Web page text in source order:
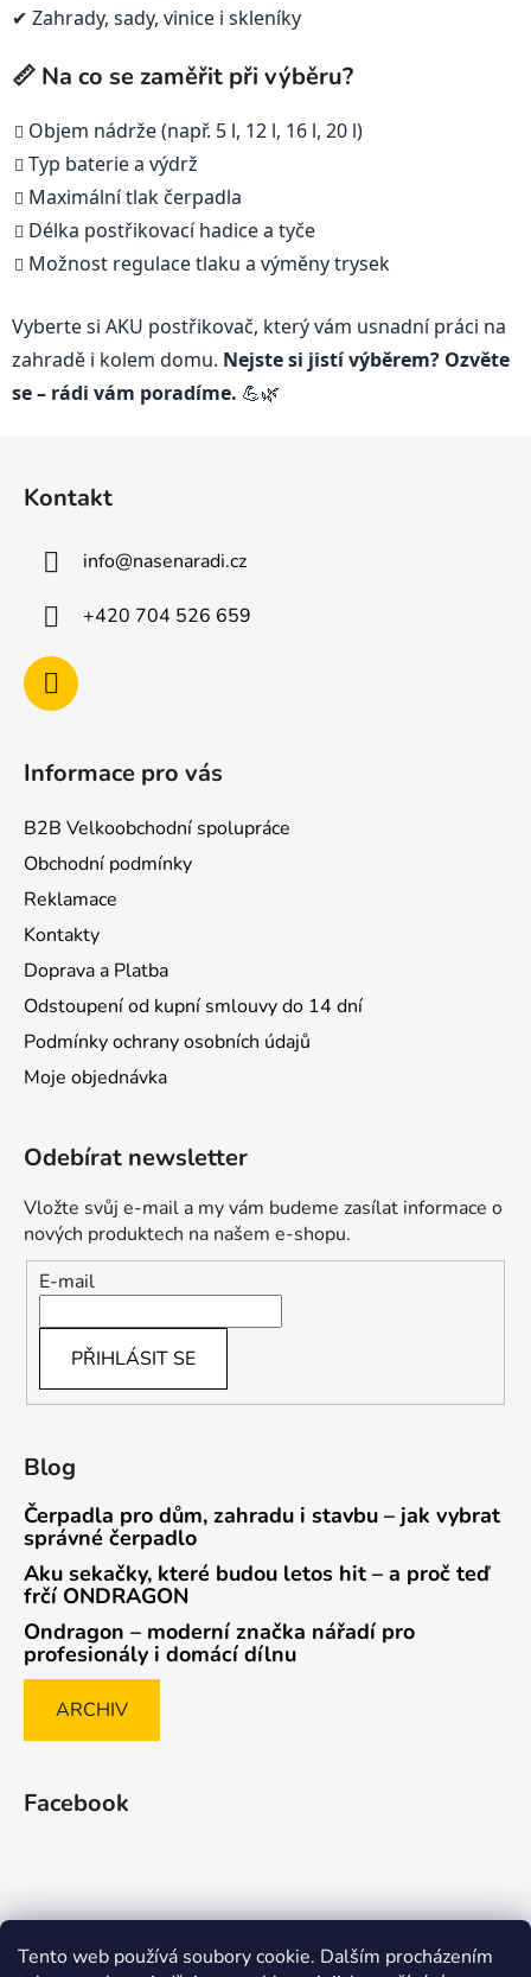
Tento web používá soubory cookie. Dalším procházením
✔ Zahrady, sady, vinice i skleníky
📏 Na co se zaměřit při výběru?
Objem nádrže (např. 5 l, 12 l, 16 l, 20 l)
Typ baterie a výdrž
Maximální tlak čerpadla
Délka postřikovací hadice a tyče
Možnost regulace tlaku a výměny trysek
Vyberte si AKU postřikovač, který vám usnadní práci na
zahradě i kolem domu. Nejste si jistí výběrem? Ozvěte
se – rádi vám poradíme. 💪🌿
Kontakt
info@nasenaradi.cz
+420 704 526 659
Informace pro vás
B2B Velkoobchodní spolupráce
Obchodní podmínky
Reklamace
Kontakty
Doprava a Platba
Odstoupení od kupní smlouvy do 14 dní
Podmínky ochrany osobních údajů
Moje objednávka
Odebírat newsletter
Vložte svůj e-mail a my vám budeme zasílat informace o
nových produktech na našem e-shopu.
E-mail
PŘIHLÁSIT SE
Blog
Čerpadla pro dům, zahradu i stavbu – jak vybrat
správné čerpadlo
Aku sekačky, které budou letos hit – a proč teď
frčí ONDRAGON
Ondragon – moderní značka nářadí pro
profesionály i domácí dílnu
ARCHIV
Facebook
Způsob ověřování recenzí